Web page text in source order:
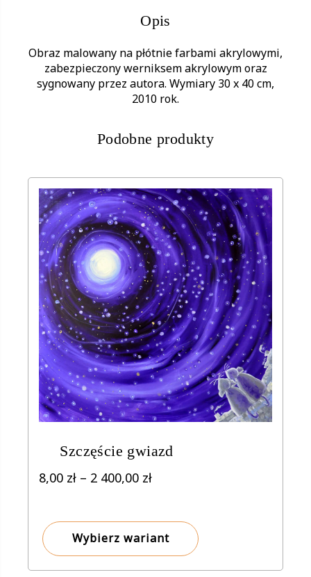
Opis
Obraz malowany na płótnie farbami akrylowymi,
zabezpieczony werniksem akrylowym oraz
sygnowany przez autora. Wymiary 30 x 40 cm,
2010 rok.
Podobne produkty
Szczęście gwiazd
8,00 zł – 2 400,00 złZakres
8,00 zł
do
Wybierz wariant